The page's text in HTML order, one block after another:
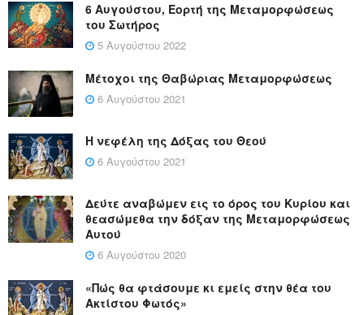
6 Αυγούστου, Εορτή της Μεταμορφώσεως
του Σωτήρος
5 Αυγούστου 2022
Μέτοχοι της Θαβώριας Μεταμορφώσεως
6 Αυγούστου 2021
Η νεφέλη της Δόξας του Θεού
6 Αυγούστου 2021
Δεύτε αναβώμεν εις το όρος του Κυρίου και
θεασώμεθα την δόξαν της Μεταμορφώσεως
Αυτού
6 Αυγούστου 2020
«Πώς θα φτάσουμε κι εμείς στην θέα του
Ακτίστου Φωτός»